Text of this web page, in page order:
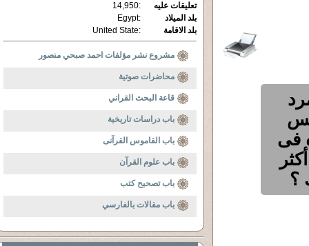
فى
؟
تعليقات عليه
:
14,950
بلد الميلاد
:
Egypt
بلد الاقامة
:
United State
مشروع نشر مؤلفات احمد صبحي منصور
محاضرات صوتية
قاعة البحث القراني
باب دراسات تاريخية
باب القاموس القرآنى
باب علوم القرآن
باب تصحيح كتب
باب مقالات بالفارسي